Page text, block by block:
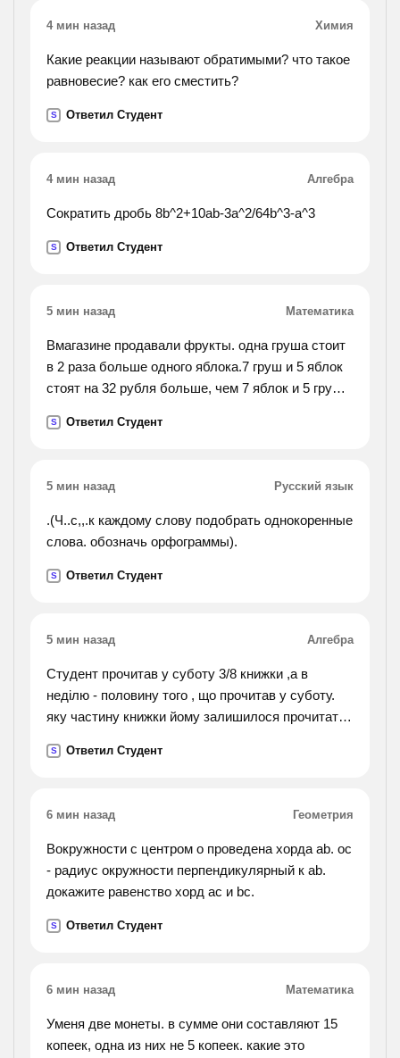
4 мин назад Химия
Какие реакции называют обратимыми? что такое
равновесие? как его сместить?
S Ответил Студент
4 мин назад Алгебра
Сократить дробь 8b^2+10ab-3a^2/64b^3-a^3
S Ответил Студент
5 мин назад Математика
Вмагазине продавали фрукты. одна груша стоит
в 2 раза больше одного яблока.7 груш и 5 яблок
стоят на 32 рубля больше, чем 7 яблок и 5 груш.
S Ответил Студент
5 мин назад Русский язык
.(Ч..с,,.к каждому слову подобрать однокоренные
слова. обозначь орфограммы).
S Ответил Студент
5 мин назад Алгебра
Студент прочитав у суботу 3/8 книжки ,а в
неділю - половину того , що прочитав у суботу.
яку частину книжки йому залишилося прочитати
S Ответил Студент
6 мин назад Геометрия
Вокружности с центром o проведена хорда ab. oc
- радиус окружности перпендикулярный к ab.
докажите равенство хорд ac и bc.
S Ответил Студент
6 мин назад Математика
Уменя две монеты. в сумме они составляют 15
копеек, одна из них не 5 копеек. какие это